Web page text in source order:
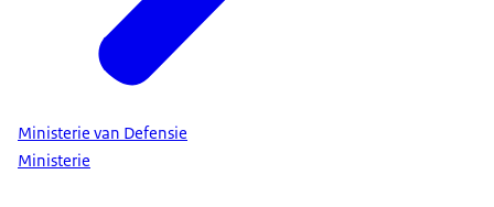
Ministerie van Defensie
Ministerie